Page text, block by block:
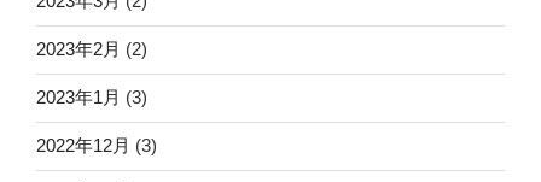
2023年2月 (2)
2023年1月 (3)
2022年12月 (3)